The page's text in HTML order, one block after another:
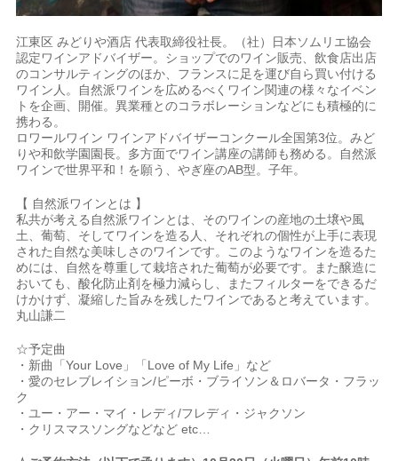
江東区 みどりや酒店 代表取締役社長。（社）日本ソムリエ協会
認定ワインアドバイザー。ショップでのワイン販売、飲食店出店
のコンサルティングのほか、フランスに足を運び自ら買い付ける
ワイン人。自然派ワインを広めるべくワイン関連の様々なイベン
トを企画、開催。異業種とのコラボレーションなどにも積極的に
携わる。
ロワールワイン ワインアドバイザーコンクール全国第3位。みど
りや和飲学園園長。多方面でワイン講座の講師も務める。自然派
ワインで世界平和！を願う、やぎ座のAB型。子年。
【 自然派ワインとは 】
私共が考える自然派ワインとは、そのワインの産地の土壌や風
土、葡萄、そしてワインを造る人、それぞれの個性が上手に表現
された自然な美味しさのワインです。このようなワインを造るた
めには、自然を尊重して栽培された葡萄が必要です。また醸造に
おいても、酸化防止剤を極力減らし、またフィルターをできるだ
けかけず、凝縮した旨みを残したワインであると考えています。
丸山謙二
☆予定曲
・新曲「Your Love」「Love of My Life」など
・愛のセレブレイション/ピーボ・ブライソン＆ロバータ・フラッ
ク
・ユー・アー・マイ・レディ/フレディ・ジャクソン
・クリスマスソングなどなど etc…